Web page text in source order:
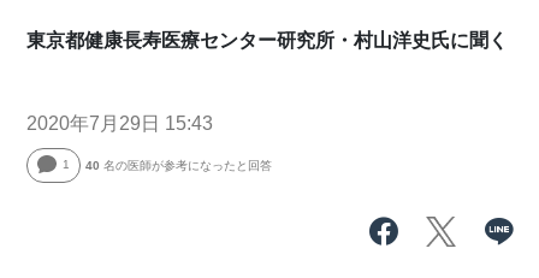
東京都健康長寿医療センター研究所・村山洋史氏に聞く
2020年7月29日 15:43
1 40 名の医師が参考になったと回答